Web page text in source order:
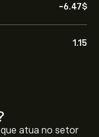
-6.47‎$‎
1.15
atua no setor